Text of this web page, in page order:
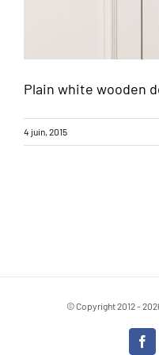
Plain white wooden
4 juin, 2015
© Copyright 2012 -